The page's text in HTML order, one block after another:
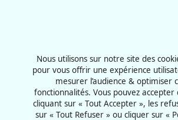
101 Avenue de l'Hippodrome
80011 - Amiens
France
Nous utilisons sur notre site des
pour vous offrir une expérience
mesurer l’audience & optimiser
fonctionnalités. Vous pouvez accepter
cliquant sur « Tout Accepter », les
sur « Tout Refuser » ou cliquer sur «